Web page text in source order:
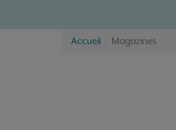
Accueil Magazines